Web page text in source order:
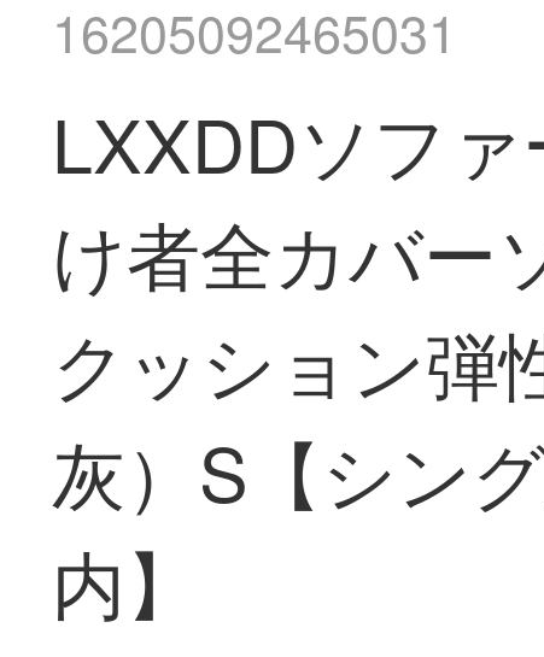
16205092465031
LXXDDソフ
け者全カバー
クッション弾
灰）S【シン
内】